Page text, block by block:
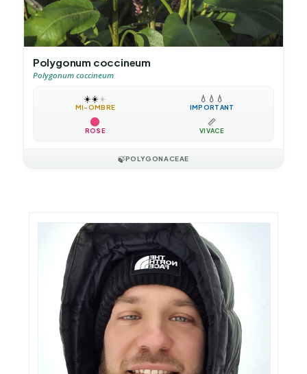
Polygonum coccineum
Polygonum coccineum
☀️☀️☀️
MI-OMBRE
💧 💧 💧
IMPORTANT
ROSE
📏
VIVACE
🍃POLYGONACEAE